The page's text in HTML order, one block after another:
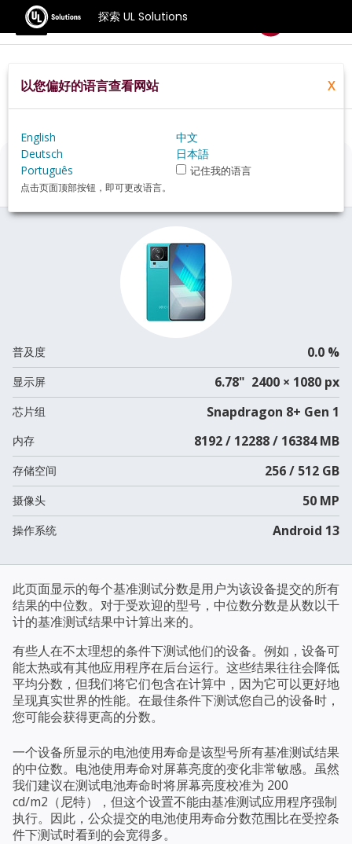
探索 UL Solutions
基准测试
Home Zh Hans Hardware
Vivo+iQOO+Neo7+Racing+review
Vivo iQOO Neo7 Racing
普及度 0.0 %
显示屏 6.78" 2400 × 1080 px
芯片组 Snapdragon 8+ Gen 1
内存 8192 / 12288 / 16384 MB
存储空间 256 / 512 GB
摄像头 50 MP
操作系统 Android 13
此页面显示的每个基准测试分数是用户为该设备提交的所有
结果的中位数。对于受欢迎的型号，中位数分数是从数以千
计的基准测试结果中计算出来的。
有些人在不太理想的条件下测试他们的设备。例如，设备可
能太热或有其他应用程序在后台运行。这些结果往往会降低
平均分数，但我们将它们包含在计算中，因为它可以更好地
呈现真实世界的性能。在最佳条件下测试您自己的设备时，
您可能会获得更高的分数。
一个设备所显示的电池使用寿命是该型号所有基准测试结果
的中位数。电池使用寿命对屏幕亮度的变化非常敏感。虽然
我们建议在测试电池寿命时将屏幕亮度校准为 200
cd/m2（尼特），但这个设置不能由基准测试应用程序强制
执行。因此，公众提交的电池使用寿命分数范围比在受控条
件下测试时看到的会宽得多。
以您偏好的语言查看网站 X
English
中文
Deutsch
日本語
Português
记住我的语言
点击页面顶部按钮，即可更改语言。